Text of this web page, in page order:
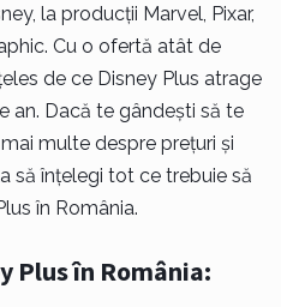
la producții Marvel, Pixar,
Cu o ofertă atât de
de ce Disney Plus atrage
an. Dacă te gândești să te
multe despre prețuri și
să înțelegi tot ce trebuie să
în România.
Plus în România: